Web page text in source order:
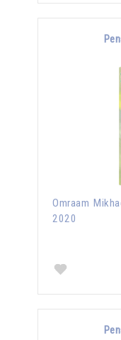
Omraam
2020